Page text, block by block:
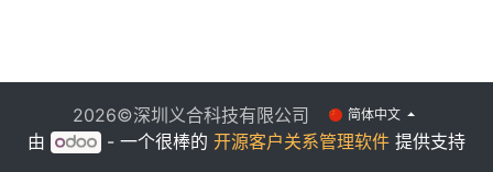
2026©深圳义合科技有限公司 简体中文
由 - 一个很棒的开源客户关系管理软件 提供支持